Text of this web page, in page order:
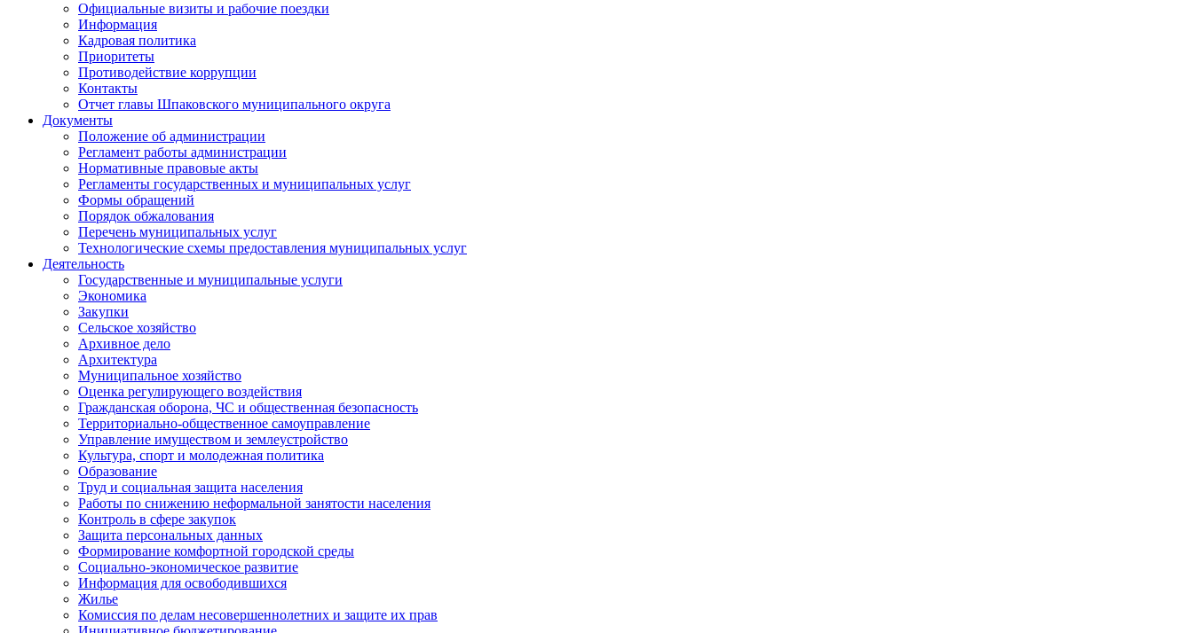
Официальные визиты и рабочие поездки
Информация
Кадровая политика
Приоритеты
Противодействие коррупции
Контакты
Отчет главы Шпаковского муниципального округа
Документы
Положение об администрации
Регламент работы администрации
Нормативные правовые акты
Регламенты государственных и муниципальных услуг
Формы обращений
Порядок обжалования
Перечень муниципальных услуг
Технологические схемы предоставления муниципальных услуг
Деятельность
Государственные и муниципальные услуги
Экономика
Закупки
Сельское хозяйство
Архивное дело
Архитектура
Муниципальное хозяйство
Оценка регулирующего воздействия
Гражданская оборона, ЧС и общественная безопасность
Территориально-общественное самоуправление
Управление имуществом и землеустройство
Культура, спорт и молодежная политика
Образование
Труд и социальная защита населения
Работы по снижению неформальной занятости населения
Контроль в сфере закупок
Защита персональных данных
Формирование комфортной городской среды
Социально-экономическое развитие
Информация для освободившихся
Жилье
Комиссия по делам несовершеннолетних и защите их прав